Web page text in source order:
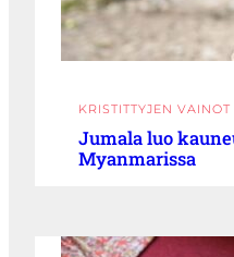
KRISTITTYJEN VAINOT
Jumala luo
Myanmarissa